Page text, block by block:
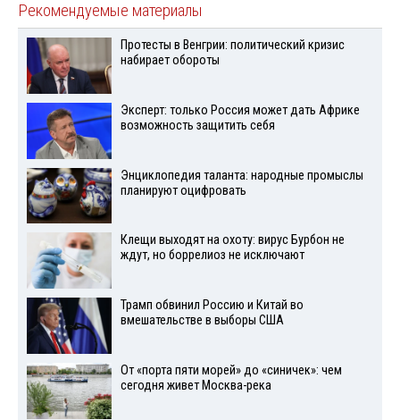
Рекомендуемые материалы
Протесты в Венгрии: политический кризис
набирает обороты
Эксперт: только Россия может дать Африке
возможность защитить себя
Энциклопедия таланта: народные промыслы
планируют оцифровать
Клещи выходят на охоту: вирус Бурбон не
ждут, но боррелиоз не исключают
Трамп обвинил Россию и Китай во
вмешательстве в выборы США
От «порта пяти морей» до «синичек»: чем
сегодня живет Москва-река